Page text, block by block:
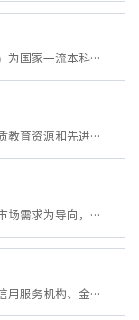
专业简介金融学（卓越人才创新班）为国家一流本科专业建设点，以数字经济时代发展和数字中国建设背景下市场需求为导向，注重金融理论、数理方法和智能计算等多学科知识的融会贯通，以产教融合和学科竞赛等方式提升学生的实践创新能力，以前沿引导、课题参与等方式加强学生的研究能力，旨在培养爱国守法，具备健全的人格、良好的心理素质与合作精神，能够胜任银行、证券、保险、基金、信托、金融科技公司等各类金融机构及政府金...
专业简介通过引进英国班戈大学优质教育资源和先进的教学管理模式，旨在培养具有宽厚学科背景、具备国际化视野和交往能力、熟谙金融业国际惯例及国内实务、具有国际化服务意识和创新意识的高级金融人才。核心课程金融学、Corporate Finance（公司金融）、Financial Markets and Institutions（金融市场与机构）、International Economics & Finance（国际经济与金融）、Investment（投资学）、Industrial Organization of Bankin...
专业简介投资学专业以时代发展和市场需求为导向，遵循金融学专业的“宽口径、厚基础、重实用”的原则，旨在培养经济、金融理论基础宽厚扎实，具有较强的金融与实体投资领域应用和业务操作能力，能胜任银行、证券、保险等金融机构以及企业和政府机构中的投资相关工作，具有较强的终身学习能力，能适应市场竞争要求的应用型、创新型投资专业人才。核心课程金融学、投资学、公司金融、国际投资、金融风险管理、投资银行学、项目评...
专业简介本专业主要为金融机构、信用服务机构、金融科技企业、政府经济管理部门、以及大中型企业培养高层次信用管理专业人才。要求学生掌握现代经济、金融、财务、统计和信息管理等方面的基础理论和方法，掌握信用管理、信用评级、征信、风险管理等方面的专业理论和技术，熟悉银行等金融机构、企业和信用服务机构的信用管理业务。核心课程金融学、信用管理学、征信理论与实务、信用评级、金融风险管理、企业信用管理、消费者信...